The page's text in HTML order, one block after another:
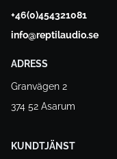
+46(0)454321081
info@reptilaudio.se
ADRESS
Granvägen 2
374 52 Asarum
KUNDTJÄNST